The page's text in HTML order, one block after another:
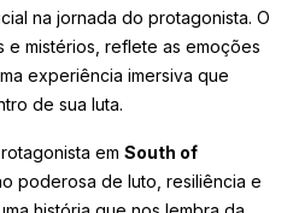
na jornada do protagonista. O
e mistérios, reflete as emoções
experiência imersiva que
de sua luta.
em South of
poderosa de luto, resiliência e